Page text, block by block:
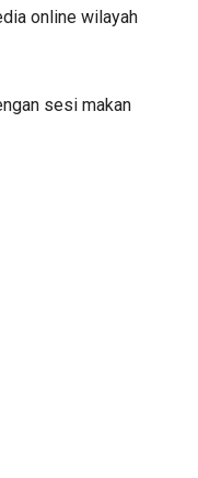
online wilayah
sesi makan